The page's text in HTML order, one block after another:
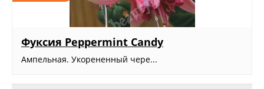
Фуксия Peppermint Candy
Ампельная. Укорененный чере...